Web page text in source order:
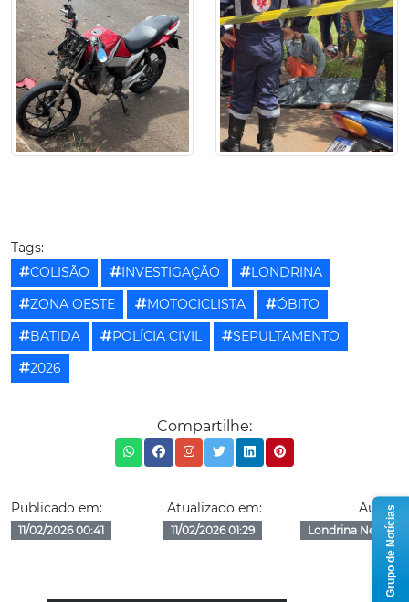
Tags:
COLISÃO
INVESTIGAÇÃO
LONDRINA
ZONA OESTE
MOTOCICLISTA
ÓBITO
BATIDA
POLÍCIA CIVIL
SEPULTAMENTO
2026
Compartilhe:
Publicado em:
11/02/2026 00:41
Atualizado em:
11/02/2026 01:29
Autor:
Londrina NewsGrupo de Notícias